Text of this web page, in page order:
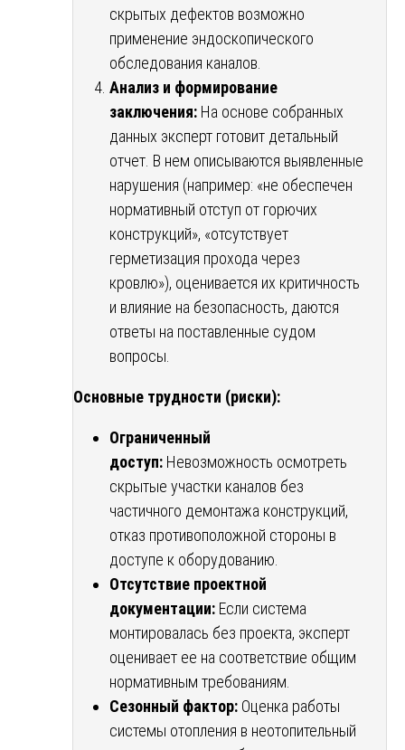
скрытых дефектов возможно
применение эндоскопического
обследования каналов.
Анализ и формирование
заключения: На основе собранных
данных эксперт готовит детальный
отчет. В нем описываются выявленные
нарушения (например: «не обеспечен
нормативный отступ от горючих
конструкций», «отсутствует
герметизация прохода через
кровлю»), оценивается их критичность
и влияние на безопасность, даются
ответы на поставленные судом
вопросы.
Основные трудности (риски):
Ограниченный
доступ: Невозможность осмотреть
скрытые участки каналов без
частичного демонтажа конструкций,
отказ противоположной стороны в
доступе к оборудованию.
Отсутствие проектной
документации: Если система
монтировалась без проекта, эксперт
оценивает ее на соответствие общим
нормативным требованиям.
Сезонный фактор: Оценка работы
системы отопления в неотопительный